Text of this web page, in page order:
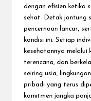
dengan efisien ketika
sehat. Detak jantung
pencernaan lancar,
kondisi ini. Setiap
kesehatannya melalui
terencana, dan
seiring usia,
pribadi yang terus
komitmen jangka